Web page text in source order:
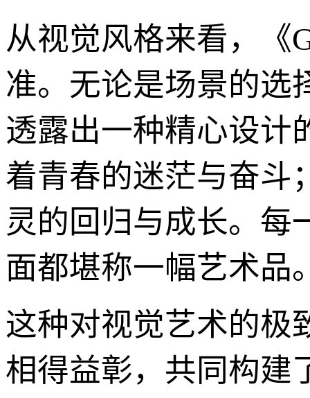
从视觉风格来看，《
准。无论是场景的选
透露出一种精心设计
着青春的迷茫与奋斗
灵的回归与成长。每
面都堪称一幅艺术品
这种对视觉艺术的极
相得益彰，共同构建